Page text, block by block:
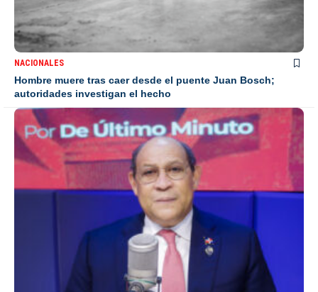
NACIONALES
Hombre muere tras caer desde el puente Juan Bosch;
autoridades investigan el hecho